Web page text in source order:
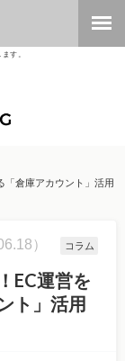
す。
「倉庫アカウント」活用
） コラム
EC運営を
ト」活用